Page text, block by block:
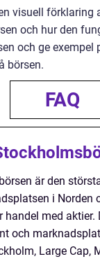
visuell förklaring
och hur den
och ge exempel
börsen.
FAQ
är den
i Norden
med aktier.
och
Large Cap,